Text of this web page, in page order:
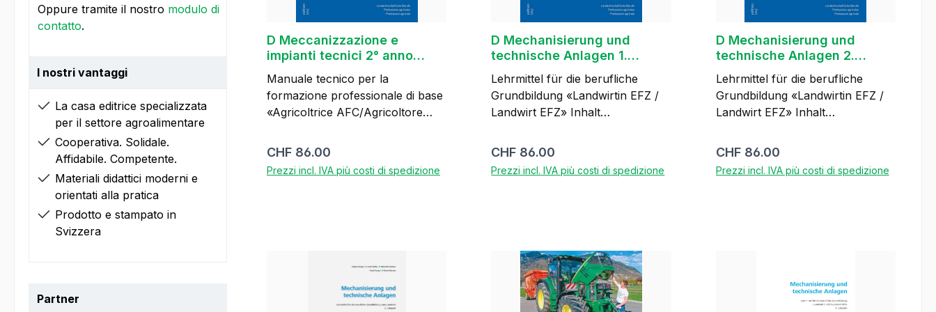
Oppure tramite il nostro modulo di
contatto.
I nostri vantaggi
La casa editrice specializzata
per il settore agroalimentare
Cooperativa. Solidale.
Affidabile. Competente.
Materiali didattici moderni e
orientati alla pratica
Prodotto e stampato in
Svizzera
Partner
D Meccanizzazione e
impianti tecnici 2° anno
d’apprendistato
Manuale tecnico per la
formazione professionale di base
«Agricoltrice AFC/Agricoltore
Scelta e lavorazione di materiali
metalli Manutenzione e
sollevamento Utilizzo corretto
colori con rubriche in dicromia 2a
Prezzo normale:
CHF 86.00
Prezzi incl. IVA più costi di spedizione
D Mechanisierung und
technische Anlagen 1.
Lehrjahr
Lehrmittel für die berufliche
Grundbildung «Landwirtin EFZ /
Landwirt EFZ» Inhalt
Motorfahrzeuge bedienen und
Kurse: Maschinen für
168 Seiten, ca. 320 Abbildungen,
teils 4-farbig, teils 2-farbig 2.
Auflage 2017, korrigierter
Prezzo normale:
CHF 86.00
Prezzi incl. IVA più costi di spedizione
D Mechanisierung und
technische Anlagen 2.
Lehrjahr
Lehrmittel für die berufliche
Grundbildung «Landwirtin EFZ /
Landwirt EFZ» Inhalt
Materialien für Reparaturen
Metall bearbeiten Maschinen und
richtig einsetzen Ringheft mit
Register, 186 Seiten, ca. 380
Prezzo normale:
CHF 86.00
Prezzi incl. IVA più costi di spedizione